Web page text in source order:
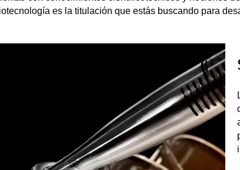
es la titulación que estás buscando para